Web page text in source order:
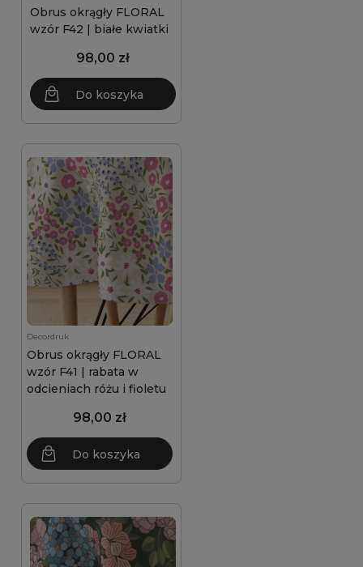
Obrus okrągły FLORAL
wzór F42 | białe kwiatki
98,00 zł
Do koszyka
Decordruk
Obrus okrągły FLORAL
wzór F41 | rabata w
odcieniach różu i fioletu
98,00 zł
Do koszyka